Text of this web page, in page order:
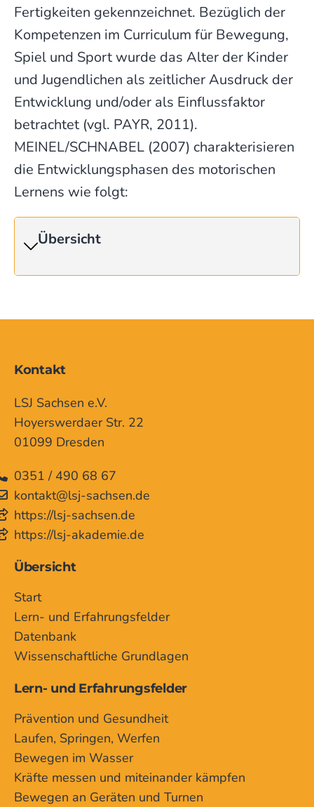
Fertig­keiten gekenn­zeichnet. Bezüglich der
Kompe­tenzen im Curriculum für Bewegung,
Spiel und Sport wurde das Alter der Kinder
und Jugend­lichen als zeit­licher Aus­druck der
Entwick­lung und/oder als Einfluss­faktor
betrachtet (vgl. PAYR, 2011).
MEINEL/SCHNABEL (2007) charakteri­sieren
die Entwicklungs­phasen des motorischen
Lernens wie folgt:
Übersicht
Kontakt
LSJ Sachsen e.V.
Hoyerswerdaer Str. 22
01099 Dresden
0351 / 490 68 67
kontakt@lsj-sachsen.de
https://lsj-sachsen.de
https://lsj-akademie.de
Übersicht
Start
Lern- und Erfahrungsfelder
Datenbank
Wissenschaftliche Grundlagen
Lern- und Erfahrungsfelder
Prävention und Gesundheit
Laufen, Springen, Werfen
Bewegen im Wasser
Kräfte messen und miteinander kämpfen
Bewegen an Geräten und Turnen